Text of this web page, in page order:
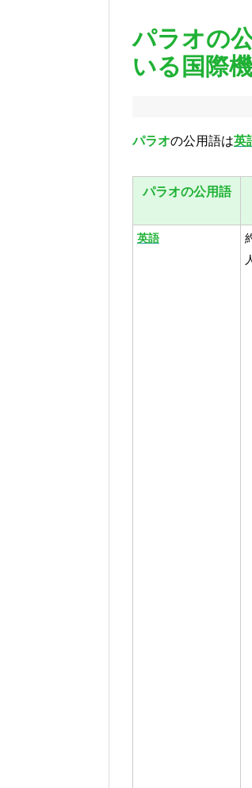
パラオの
いる国際
パラオの公用語は英
パラオの公用語
英語